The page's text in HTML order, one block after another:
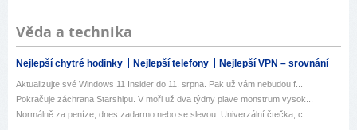
Věda a technika
Nejlepší chytré hodinky Nejlepší telefony Nejlepší VPN – srovnání
Aktualizujte své Windows 11 Insider do 11. srpna. Pak už vám nebudou f...
Pokračuje záchrana Starshipu. V moři už dva týdny plave monstrum vysok...
Normálně za peníze, dnes zadarmo nebo se slevou: Univerzální čtečka, c...